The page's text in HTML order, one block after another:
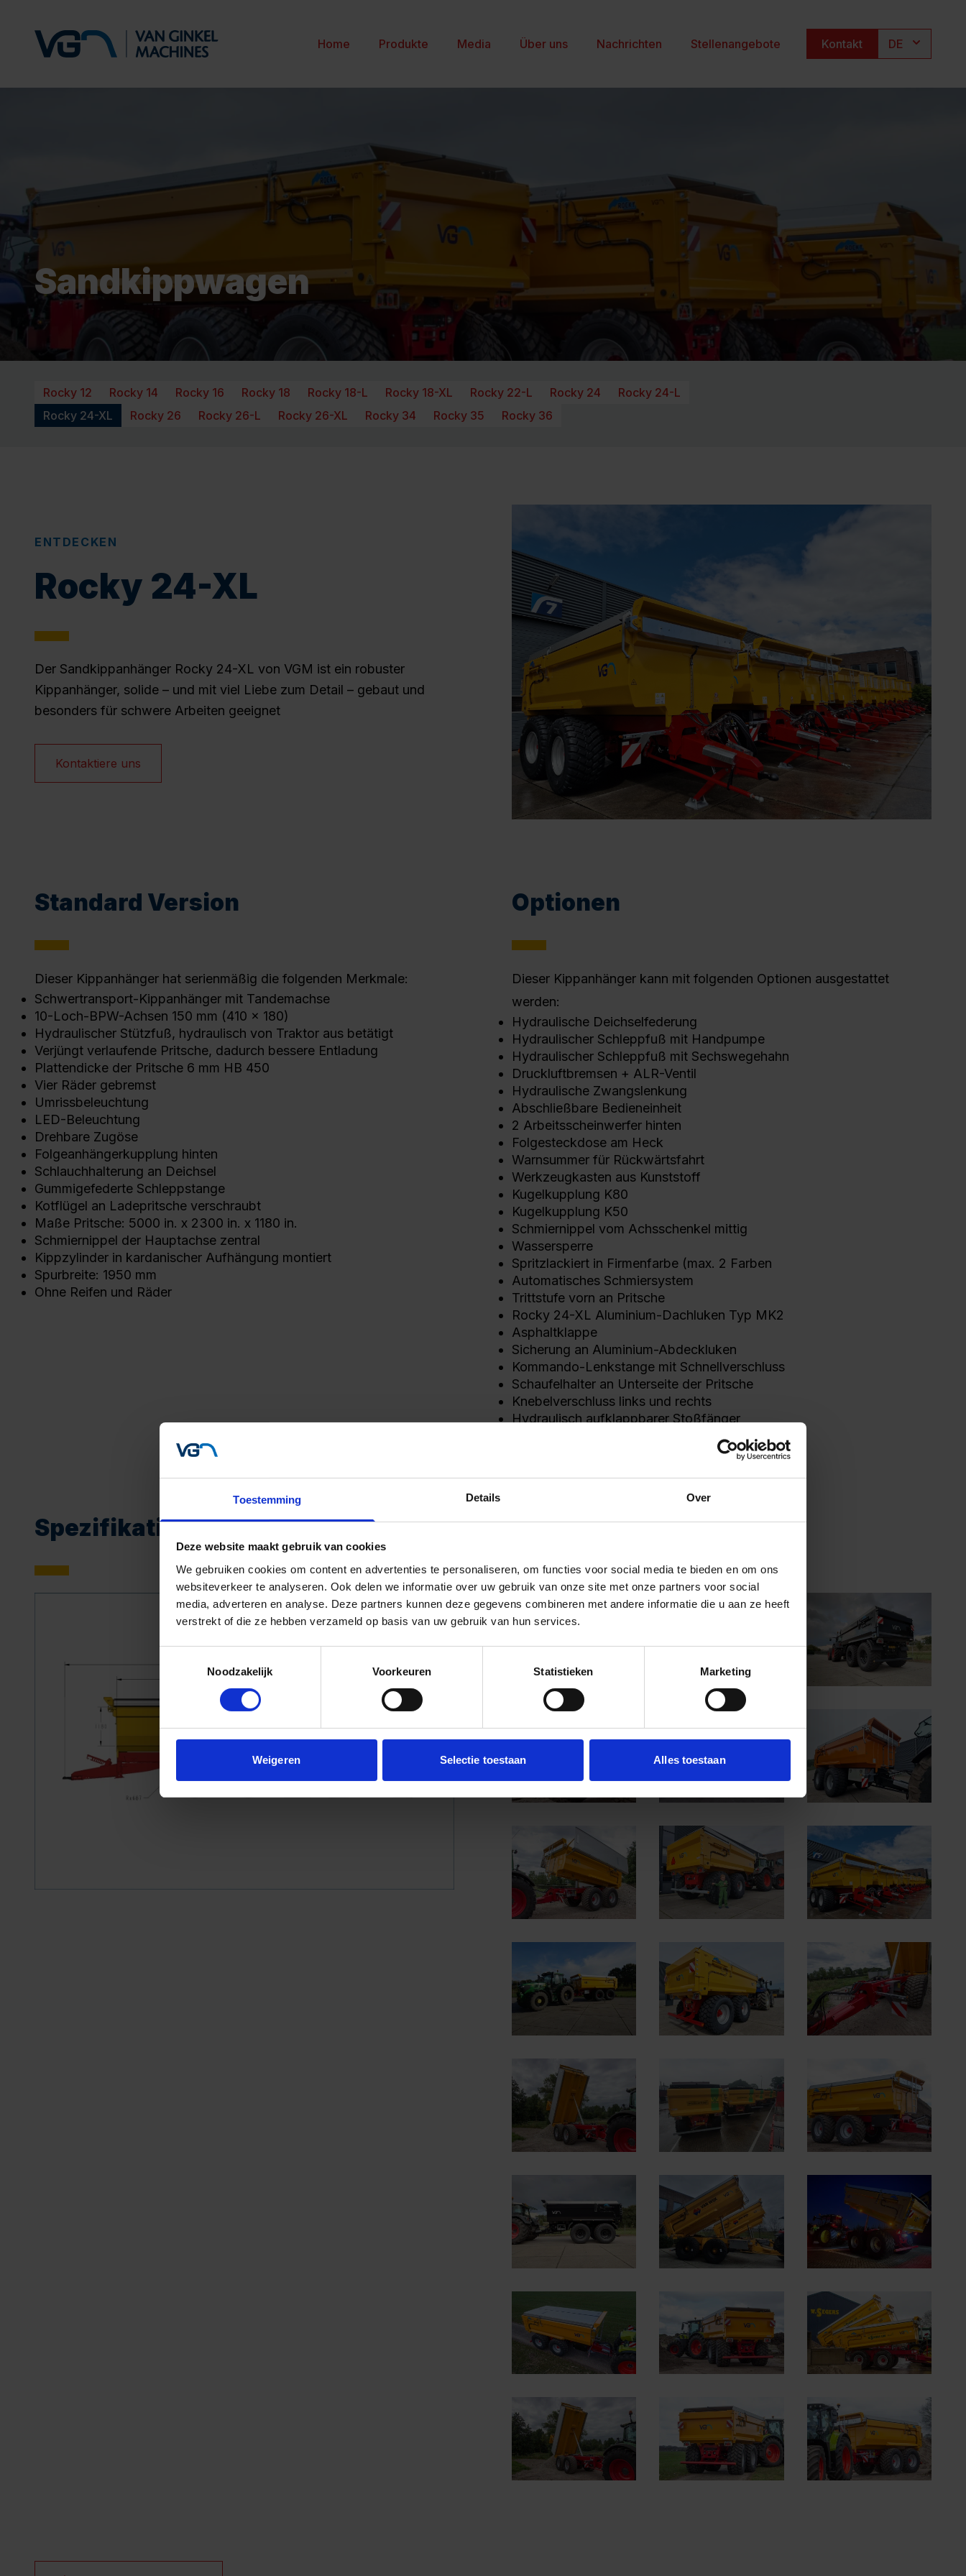
Toestemming Details Over
Deze website maakt gebruik van cookies
We gebruiken cookies om content en advertenties te personaliseren, om functies voor social media te bieden en om ons
websiteverkeer te analyseren. Ook delen we informatie over uw gebruik van onze site met onze partners voor social
media, adverteren en analyse. Deze partners kunnen deze gegevens combineren met andere informatie die u aan ze heeft
verstrekt of die ze hebben verzameld op basis van uw gebruik van hun services.
Noodzakelijk
Voorkeuren Statistieken Marketing
Weigeren Selectie toestaan Alles toestaan
Home Produkte Media Über uns Nachrichten Stellenangebote Kontakt DE
Sandkippwagen
Rocky 12 Rocky 14 Rocky 16 Rocky 18 Rocky 18-L Rocky 18-XL Rocky 22-L Rocky 24
Rocky 24-L
Rocky 24-XL
Rocky 26 Rocky 26-L Rocky 26-XL Rocky 34 Rocky 35 Rocky 36
ENTDECKEN
Rocky 24-XL
Der Sandkippanhänger Rocky 24-XL von VGM ist ein robuster
Kippanhänger, solide – und mit viel Liebe zum Detail – gebaut und
besonders für schwere Arbeiten geeignet
Kontaktiere uns
Standard Version
Dieser Kippanhänger hat serienmäßig die folgenden Merkmale:
Schwertransport-Kippanhänger mit Tandemachse
10-Loch-BPW-Achsen 150 mm (410 x 180)
Hydraulischer Stützfuß, hydraulisch von Traktor aus betätigt
Verjüngt verlaufende Pritsche, dadurch bessere Entladung
Plattendicke der Pritsche 6 mm HB 450
Vier Räder gebremst
Umrissbeleuchtung
LED-Beleuchtung
Drehbare Zugöse
Folgeanhängerkupplung hinten
Schlauchhalterung an Deichsel
Gummigefederte Schleppstange
Kotflügel an Ladepritsche verschraubt
Maße Pritsche: 5000 in. x 2300 in. x 1180 in.
Schmiernippel der Hauptachse zentral
Kippzylinder in kardanischer Aufhängung montiert
Spurbreite: 1950 mm
Ohne Reifen und Räder
Optionen
Dieser Kippanhänger kann mit folgenden Optionen ausgestattet
werden:
Hydraulische Deichselfederung
Hydraulischer Schleppfuß mit Handpumpe
Hydraulischer Schleppfuß mit Sechswegehahn
Druckluftbremsen + ALR-Ventil
Hydraulische Zwangslenkung
Abschließbare Bedieneinheit
2 Arbeitsscheinwerfer hinten
Folgesteckdose am Heck
Warnsummer für Rückwärtsfahrt
Werkzeugkasten aus Kunststoff
Kugelkupplung K80
Kugelkupplung K50
Schmiernippel vom Achsschenkel mittig
Wassersperre
Spritzlackiert in Firmenfarbe (max. 2 Farben
Automatisches Schmiersystem
Trittstufe vorn an Pritsche
Rocky 24-XL Aluminium-Dachluken Typ MK2
Asphaltklappe
Sicherung an Aluminium-Abdeckluken
Kommando-Lenkstange mit Schnellverschluss
Schaufelhalter an Unterseite der Pritsche
Knebelverschluss links und rechts
Hydraulisch aufklappbarer Stoßfänger
Spezifikationen Medien